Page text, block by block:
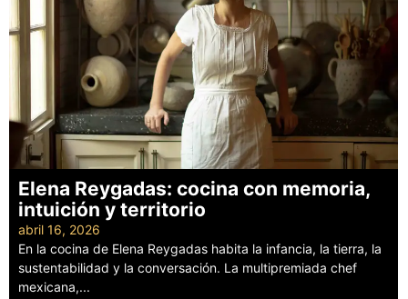
Elena Reygadas: cocina con memoria,
intuición y territorio
abril 16, 2026
En la cocina de Elena Reygadas habita la infancia, la tierra, la
sustentabilidad y la conversación. La multipremiada chef
mexicana,...